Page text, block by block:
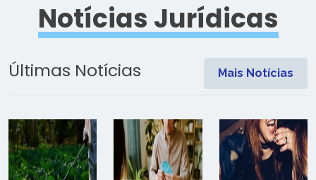
Notícias Jurídicas
Últimas Notícias Mais Notícias